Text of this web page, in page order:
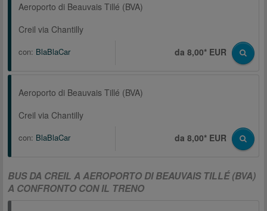
Aeroporto di Beauvais Tillé (BVA)
Creil via Chantilly
con: BlaBlaCar da 8,00* EUR
Aeroporto di Beauvais Tillé (BVA)
Creil via Chantilly
con: BlaBlaCar da 8,00* EUR
BUS DA CREIL A AEROPORTO DI BEAUVAIS TILLÉ (BVA)
A CONFRONTO CON IL TRENO